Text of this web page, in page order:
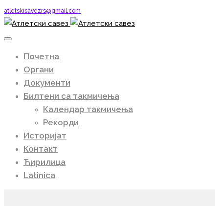
atletskisavezrs@gmail.com
Почетна
Органи
Документи
Билтени са такмичења
Календар такмичења
Рекорди
Историјат
Контакт
Ћирилица
Latinica